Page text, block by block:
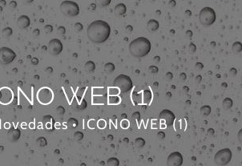
WEB (1)
• ICONO WEB (1)